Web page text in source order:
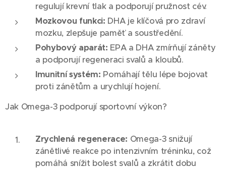
regulují krevní tlak a podporují pružnost cév.
Mozkovou funkci: DHA je klíčová pro zdraví
mozku, zlepšuje paměť a soustředění.
Pohybový aparát: EPA a DHA zmírňují záněty
a podporují regeneraci svalů a kloubů.
Imunitní systém: Pomáhají tělu lépe bojovat
proti zánětům a urychlují hojení.
Jak Omega-3 podporují sportovní výkon?
Zrychlená regenerace: Omega-3 snižují
zánětlivé reakce po intenzivním tréninku, což
pomáhá snížit bolest svalů a zkrátit dobu